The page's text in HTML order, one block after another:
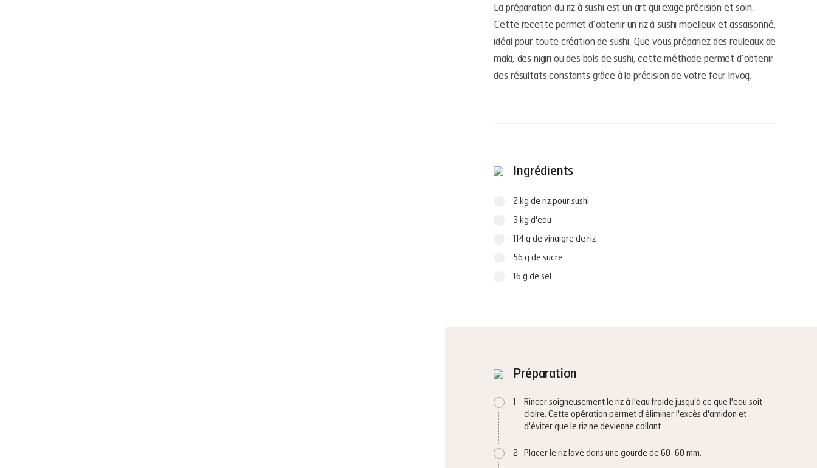
La préparation du riz à sushi est un art qui exige précision et soin.
Cette recette permet d’obtenir un riz à sushi moelleux et assaisonné,
idéal pour toute création de sushi. Que vous prépariez des rouleaux de
maki, des nigiri ou des bols de sushi, cette méthode permet d’obtenir
des résultats constants grâce à la précision de votre four Invoq.
Ingrédients
2 kg de riz pour sushi
3 kg d'eau
114 g de vinaigre de riz
56 g de sucre
16 g de sel
Préparation
1
Rincer soigneusement le riz à l'eau froide jusqu'à ce que l'eau soit
claire. Cette opération permet d'éliminer l'excès d'amidon et
d'éviter que le riz ne devienne collant.
2 Placer le riz lavé dans une gourde de 60-60 mm.